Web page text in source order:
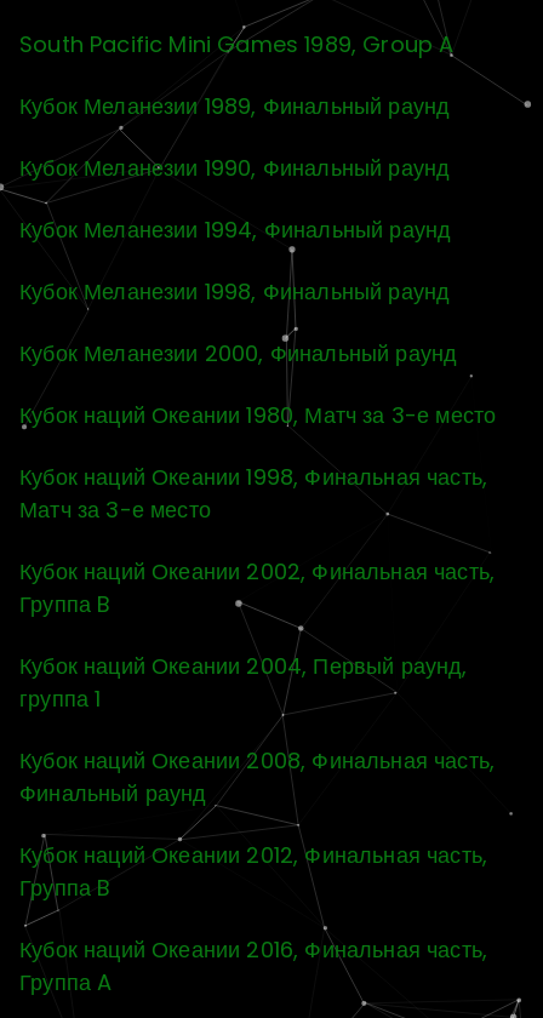
South Pacific Mini Games 1989, Group A
Кубок Меланезии 1989, Финальный раунд
Кубок Меланезии 1990, Финальный раунд
Кубок Меланезии 1994, Финальный раунд
Кубок Меланезии 1998, Финальный раунд
Кубок Меланезии 2000, Финальный раунд
Кубок наций Океании 1980, Матч за 3-е место
Кубок наций Океании 1998, Финальная часть,
Матч за 3-е место
Кубок наций Океании 2002, Финальная часть,
Группа B
Кубок наций Океании 2004, Первый раунд,
группа 1
Кубок наций Океании 2008, Финальная часть,
Финальный раунд
Кубок наций Океании 2012, Финальная часть,
Группа B
Кубок наций Океании 2016, Финальная часть,
Группа A